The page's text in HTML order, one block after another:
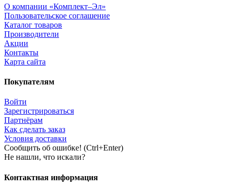
О компании «Комплект–Эл»
Пользовательское соглашение
Каталог товаров
Производители
Акции
Контакты
Карта сайта
Покупателям
Войти
Зарегистрироваться
Партнёрам
Как сделать заказ
Условия доставки
Сообщить об ошибке! (Ctrl+Enter)
Не нашли, что искали?
Контактная информация